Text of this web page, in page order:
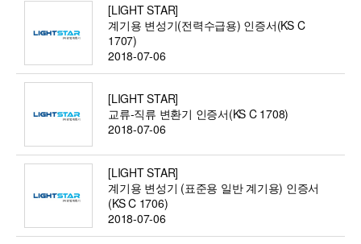
[LIGHT STAR]
계기용 변성기(전력수급용) 인증서(KS C
1707)
2018-07-06
[LIGHT STAR]
교류-직류 변환기 인증서(KS C 1708)
2018-07-06
[LIGHT STAR]
계기용 변성기 (표준용 일반 계기용) 인증서
(KS C 1706)
2018-07-06